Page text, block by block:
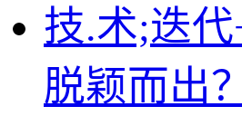
技.术;迭
脱颖而出？